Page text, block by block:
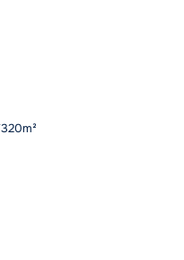
320m²